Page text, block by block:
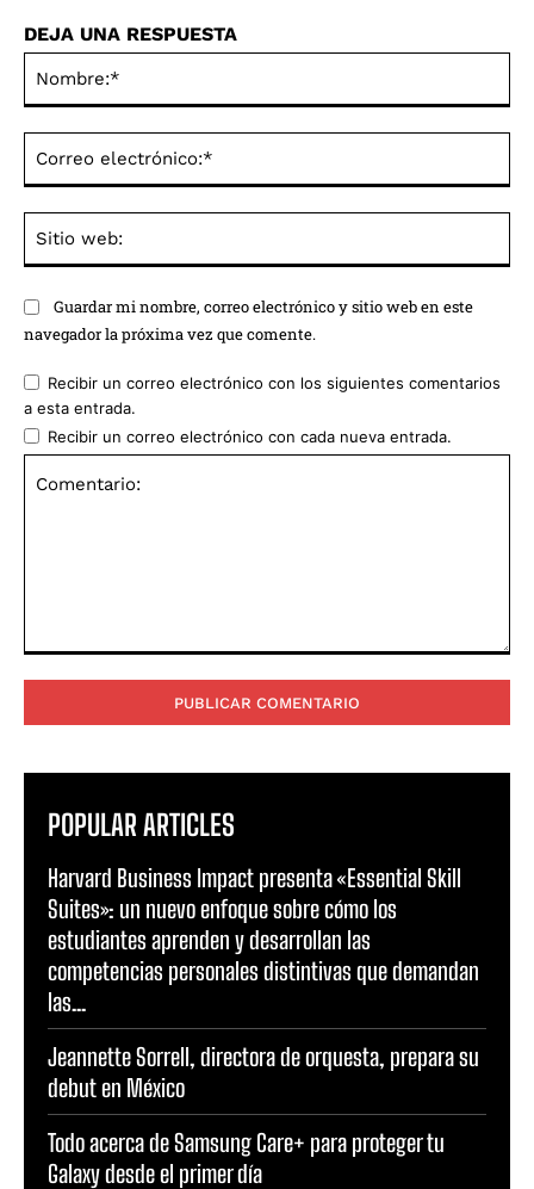
DEJA UNA RESPUESTA
Guardar mi nombre, correo electrónico y sitio web en este
navegador la próxima vez que comente.
Recibir un correo electrónico con los siguientes comentarios
a esta entrada.
Recibir un correo electrónico con cada nueva entrada.
POPULAR ARTICLES
Harvard Business Impact presenta «Essential Skill
Suites»: un nuevo enfoque sobre cómo los
estudiantes aprenden y desarrollan las
competencias personales distintivas que demandan
las...
Jeannette Sorrell, directora de orquesta, prepara su
debut en México
Todo acerca de Samsung Care+ para proteger tu
Galaxy desde el primer día